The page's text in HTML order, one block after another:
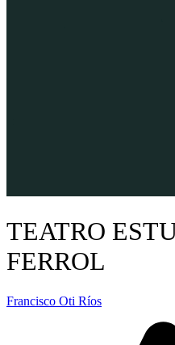
TEATRO
FERROL
Francisco Oti Ríos